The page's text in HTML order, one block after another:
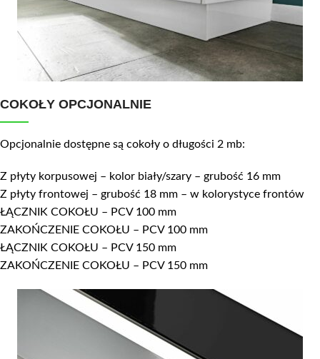
COKOŁY OPCJONALNIE
Opcjonalnie dostępne są cokoły o długości 2 mb:
Z płyty korpusowej – kolor biały/szary – grubość 16 mm
Z płyty frontowej – grubość 18 mm – w kolorystyce frontów
ŁĄCZNIK COKOŁU – PCV 100 mm
ZAKOŃCZENIE COKOŁU – PCV 100 mm
ŁĄCZNIK COKOŁU – PCV 150 mm
ZAKOŃCZENIE COKOŁU – PCV 150 mm